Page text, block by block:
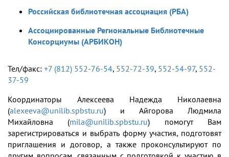
Российская библиотечная ассоциация (РБА)
Ассоциированные Региональные Библиотечные
Консорциумы (АРБИКОН)
Тел/факс: +7 (812) 552-76-54, 552-72-39, 552-54-97, 552-
37-59
Координаторы Алексеева Надежда Николаевна
(alexeeva@unilib.spbstu.ru) и Айгорова Людмила
Михайловна (mila@unilib.spbstu.ru) помогут Вам
зарегистрироваться и выбрать форму участия, подготовят
приглашения и договор, а также проконсультируют по